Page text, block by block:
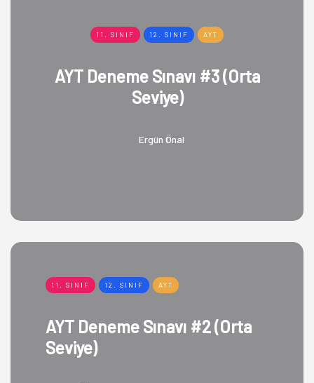
11. SINIF 12. SINIF AYT
AYT Deneme Sınavı #3 (Orta
Seviye)
Ergün Önal
11. SINIF 12. SINIF AYT
AYT Deneme Sınavı #2 (Orta
Seviye)